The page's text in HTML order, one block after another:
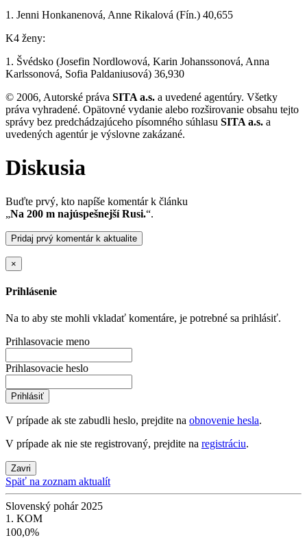
1. Jenni Honkanenová, Anne Rikalová (Fín.) 40,655
K4 ženy:
1. Švédsko (Josefin Nordlowová, Karin Johanssonová, Anna
Karlssonová, Sofia Paldaniusová) 36,930
© 2006, Autorské práva SITA a.s. a uvedené agentúry. Všetky
práva vyhradené. Opätovné vydanie alebo rozširovanie obsahu tejto
správy bez predchádzajúceho písomného súhlasu SITA a.s. a
uvedených agentúr je výslovne zakázané.
Diskusia
Buďte prvý, kto napíše komentár k článku
„Na 200 m najúspešnejší Rusi.“.
Pridaj prvý komentár k aktualite
×
Prihlásenie
Na to aby ste mohli vkladať komentáre, je potrebné sa prihlásiť.
Prihlasovacie meno
Prihlasovacie heslo
Prihlásiť
V prípade ak ste zabudli heslo, prejdite na obnovenie hesla.
V prípade ak nie ste registrovaný, prejdite na registráciu.
Zavri
Späť na zoznam aktualít
Slovenský pohár 2025
1. KOM
100,0%